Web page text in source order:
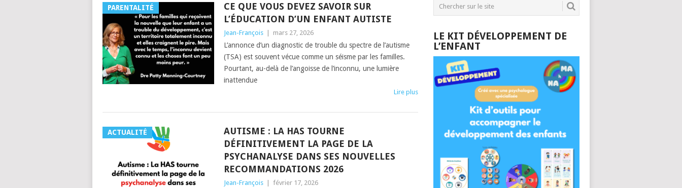
PARENTALITÉ
CE QUE VOUS DEVEZ SAVOIR SUR
L’ÉDUCATION D’UN ENFANT AUTISTE
Jean-François mars 27, 2026
L’annonce d’un diagnostic de trouble du spectre de l’autisme
(TSA) est souvent vécue comme un séisme par les familles.
Pourtant, au-delà de l’angoisse de l’inconnu, une lumière
inattendue
Lire plus
ACTUALITÉ
AUTISME : LA HAS TOURNE
DÉFINITIVEMENT LA PAGE DE LA
PSYCHANALYSE DANS SES NOUVELLES
RECOMMANDATIONS 2026
Jean-François février 17, 2026
LE KIT DÉVELOPPEMENT DE
L’ENFANT